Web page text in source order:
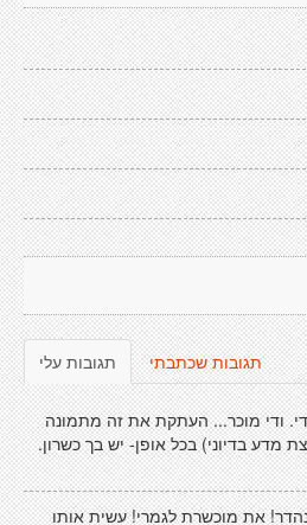
תגובות עלי תגובות שכתבתי
ודי מוכר... העתקת את זה מתמונה
מדע בדיוני) בכל אופן- יש בך כשרון.
את מוכשרת לגמרי! עשית אותו